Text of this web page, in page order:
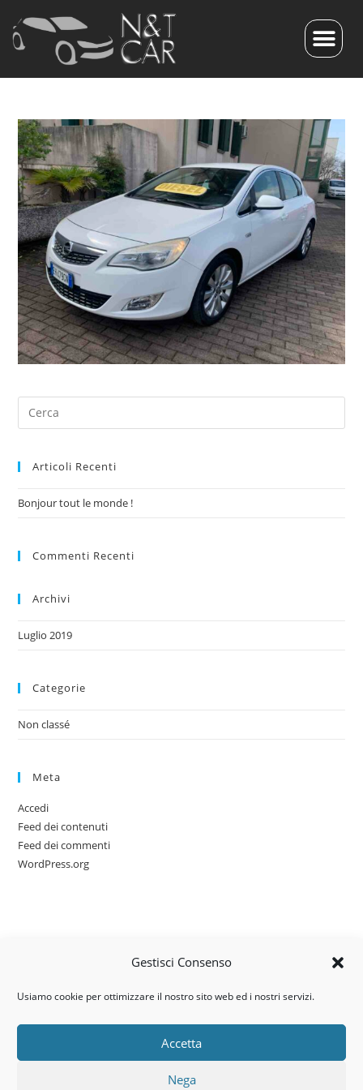
Gestisci Consenso
Usiamo cookie per ottimizzare il nostro sito web ed i nostri servizi.
Accetta
Nega
Articoli Recenti
Bonjour tout le monde !
Commenti Recenti
Archivi
Luglio 2019
Categorie
Non classé
Meta
Accedi
Feed dei contenuti
Feed dei commenti
WordPress.org
Via dell’artigianato, 14 – 31030